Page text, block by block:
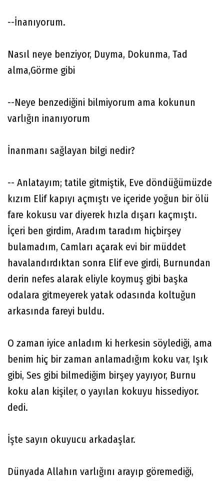
--İnanıyorum.
Nasıl neye benziyor, Duyma, Dokunma, Tad
alma,Görme gibi
--Neye benzediğini bilmiyorum ama kokunun
varlığın inanıyorum
İnanmanı sağlayan bilgi nedir?
-- Anlatayım; tatile gitmiştik, Eve döndüğümüzde
kızım Elif kapıyı açmıştı ve içeride yoğun bir ölü
fare kokusu var diyerek hızla dışarı kaçmıştı.
İçeri ben girdim, Aradım taradım hiçbirşey
bulamadım, Camları açarak evi bir müddet
havalandırdıktan sonra Elif eve girdi, Burnundan
derin nefes alarak eliyle koymuş gibi başka
odalara gitmeyerek yatak odasında koltuğun
arkasında fareyi buldu.
O zaman iyice anladım ki herkesin söylediği, ama
benim hiç bir zaman anlamadığım koku var, Işık
gibi, Ses gibi bilmediğim birşey yayıyor, Burnu
koku alan kişiler, o yayılan kokuyu hissediyor.
dedi.
İşte sayın okuyucu arkadaşlar.
Dünyada Allahın varlığını arayıp göremediği,